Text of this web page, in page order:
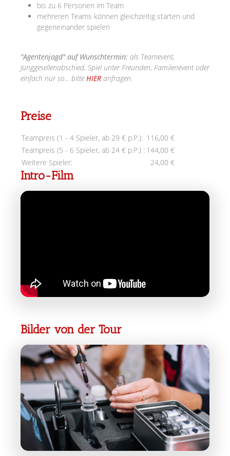
bis zu 6 Personen im Team
mehreren Teams können gleichzeitig starten und
gegeneinander spielen
"Agentenjagd" auf Wunschtermin: als Teamevent,
Junggesellenabschied, Spiel unter Freunden, Familenevent oder
einfach nur so... bitte HIER anfragen.
Preise
Teampreis (1 - 4 Spieler, ab 29 € p.P.): 116,00 €
Teampreis (5 - 6 Spieler, ab 24 € p.P.) : 144,00 €
Weitere Spieler:
24,00 €
Intro-Film
Bilder von der Tour